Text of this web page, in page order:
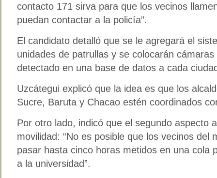
contacto 171 sirva para que los vecinos
puedan contactar a la policía”.
El candidato detalló que se le agregará el
unidades de patrullas y se colocarán
detectado en una base de datos a cada
Uzcátegui explicó que la idea es que los
Sucre, Baruta y Chacao estén coordinados
Por otro lado, indicó que el segundo aspecto
movilidad: “No es posible que los vecinos del
pasar hasta cinco horas metidos en una cola
a la universidad”.